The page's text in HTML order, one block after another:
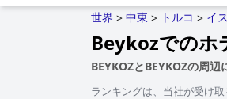
世界 > 中東 > トルコ > イ
Beykozでのホ
BEYKOZとBEYKOZの周
ランキングは、当社が受け